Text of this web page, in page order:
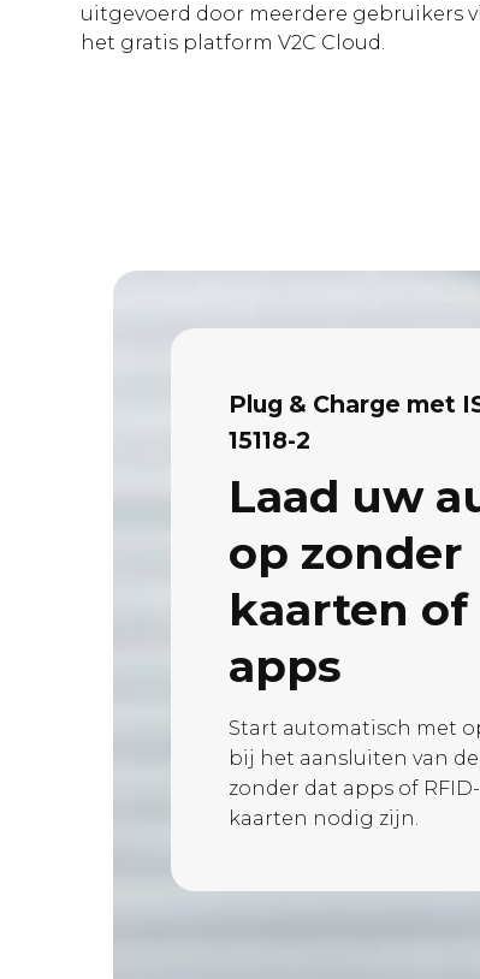
uitgevoerd door meerdere gebruikers
het gratis platform V2C Cloud.
Plug & Charge met
15118-2
Laad uw
op zonder
kaarten of
apps
Start automatisch met
bij het aansluiten van
zonder dat apps of RFID-
kaarten nodig zijn.